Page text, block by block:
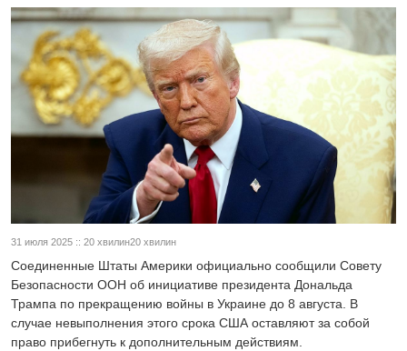
31 июля 2025 :: 20 хвилин20 хвилин
Соединенные Штаты Америки официально сообщили Совету
Безопасности ООН об инициативе президента Дональда
Трампа по прекращению войны в Украине до 8 августа. В
случае невыполнения этого срока США оставляют за собой
право прибегнуть к дополнительным действиям.